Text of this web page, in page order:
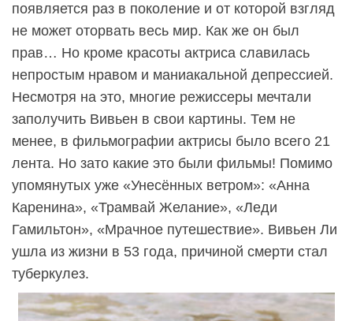
появляется раз в поколение и от которой взгляд
не может оторвать весь мир. Как же он был
прав… Но кроме красоты актриса славилась
непростым нравом и маниакальной депрессией.
Несмотря на это, многие режиссеры мечтали
заполучить Вивьен в свои картины. Тем не
менее, в фильмографии актрисы было всего 21
лента. Но зато какие это были фильмы! Помимо
упомянутых уже «Унесённых ветром»: «Анна
Каренина», «Трамвай Желание», «Леди
Гамильтон», «Мрачное путешествие». Вивьен Ли
ушла из жизни в 53 года, причиной смерти стал
туберкулез.